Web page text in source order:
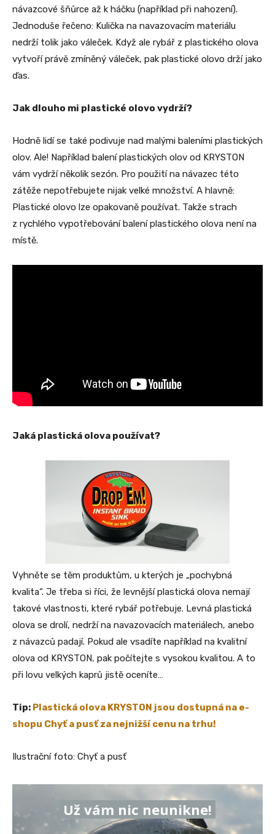
návazcové šňůrce až k háčku (například při nahození).
Jednoduše řečeno: Kulička na navazovacím materiálu
nedrží tolik jako váleček. Když ale rybář z plastického olova
vytvoří právě zmíněný váleček, pak plastické olovo drží jako
ďas.
Jak dlouho mi plastické olovo vydrží?
Hodně lidí se také podivuje nad malými baleními plastických
olov. Ale! Například balení plastických olov od KRYSTON
vám vydrží několik sezón. Pro použití na návazec této
zátěže nepotřebujete nijak velké množství. A hlavně:
Plastické olovo lze opakovaně používat. Takže strach
z rychlého vypotřebování balení plastického olova není na
místě.
Jaká plastická olova používat?
Vyhněte se těm produktům, u kterých je „pochybná
kvalita“. Je třeba si říci, že levnější plastická olova nemají
takové vlastnosti, které rybář potřebuje. Levná plastická
olova se drolí, nedrží na navazovacích materiálech, anebo
z návazců padají. Pokud ale vsadíte například na kvalitní
olova od KRYSTON, pak počítejte s vysokou kvalitou. A to
při lovu velkých kaprů jistě oceníte…
Tip: Plastická olova KRYSTON jsou dostupná na e-
shopu Chyť a pusť za nejnižší cenu na trhu!
Ilustrační foto: Chyť a pusť
Už vám nic neunikne!